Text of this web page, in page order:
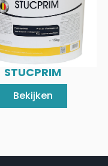
STUCPRIM
Bekijken